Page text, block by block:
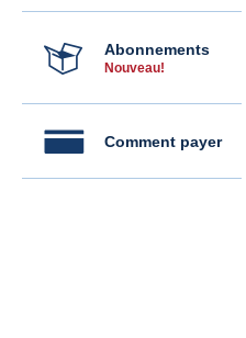
Abonnements
Nouveau!
Comment payer